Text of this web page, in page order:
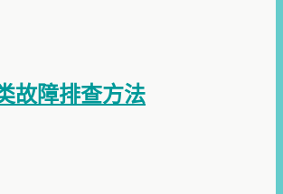
故障排查方法